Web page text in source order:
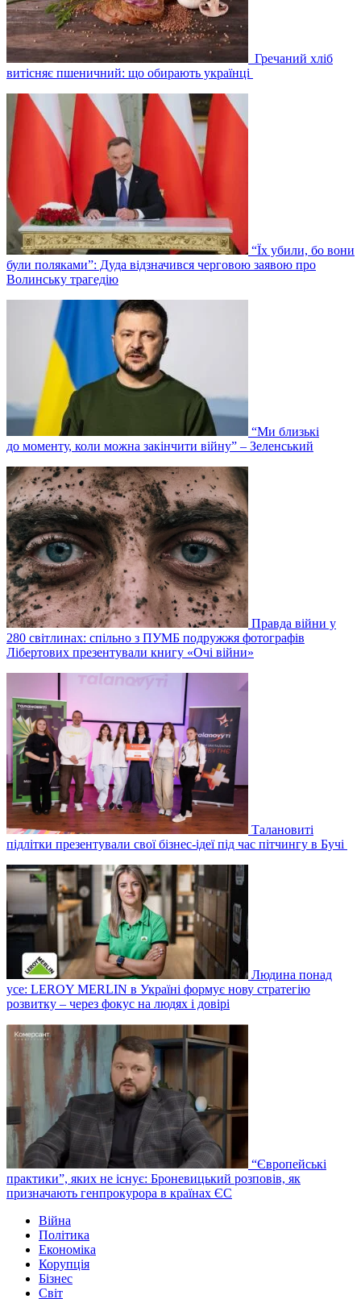
Гречаний хліб
витісняє пшеничний: що обирають українці
“Їх убили, бо вони
були поляками”: Дуда відзначився черговою заявою про
Волинську трагедію
“Ми близькі
до моменту, коли можна закінчити війну” – Зеленський
Правда війни у
280 світлинах: спільно з ПУМБ подружжя фотографів
Лібертових презентували книгу «Очі війни»
Талановиті
підлітки презентували свої бізнес-ідеї під час пітчингу в Бучі
Людина понад
усе: LEROY MERLIN в Україні формує нову стратегію
розвитку – через фокус на людях і довірі
“Європейські
практики”, яких не існує: Броневицький розповів, як
призначають генпрокурора в країнах ЄС
Війна
Політика
Економіка
Корупція
Бізнес
Світ